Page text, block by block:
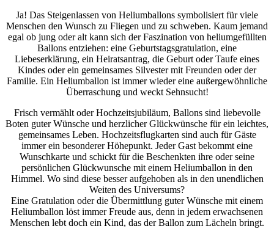
Ja! Das Steigenlassen von Heliumballons symbolisiert für viele
Menschen den Wunsch zu Fliegen und zu schweben. Kaum jemand
egal ob jung oder alt kann sich der Faszination von heliumgefüllten
Ballons entziehen: eine Geburtstagsgratulation, eine
Liebeserklärung, ein Heiratsantrag, die Geburt oder Taufe eines
Kindes oder ein gemeinsames Silvester mit Freunden oder der
Familie. Ein Heliumballon ist immer wieder eine außergewöhnliche
Überraschung und weckt Sehnsucht!
Frisch vermählt oder Hochzeitsjubiläum, Ballons sind liebevolle
Boten guter Wünsche und herzlicher Glückwünsche für ein leichtes,
gemeinsames Leben. Hochzeitsflugkarten sind auch für Gäste
immer ein besonderer Höhepunkt. Jeder Gast bekommt eine
Wunschkarte und schickt für die Beschenkten ihre oder seine
persönlichen Glückwunsche mit einem Heliumballon in den
Himmel. Wo sind diese besser aufgehoben als in den unendlichen
Weiten des Universums?
Eine Gratulation oder die Übermittlung guter Wünsche mit einem
Heliumballon löst immer Freude aus, denn in jedem erwachsenen
Menschen lebt doch ein Kind, das der Ballon zum Lächeln bringt.